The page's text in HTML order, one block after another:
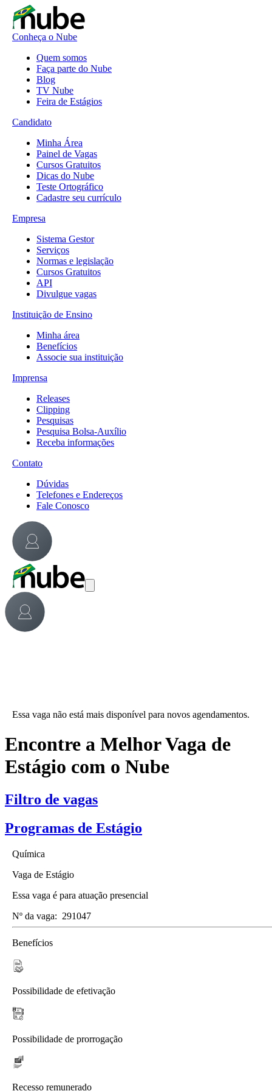
Conheça o Nube
Quem somos
Faça parte do Nube
Blog
TV Nube
Feira de Estágios
Candidato
Minha Área
Painel de Vagas
Cursos Gratuitos
Dicas do Nube
Teste Ortográfico
Cadastre seu currículo
Empresa
Sistema Gestor
Serviços
Normas e legislação
Cursos Gratuitos
API
Divulgue vagas
Instituição de Ensino
Minha área
Benefícios
Associe sua instituição
Imprensa
Releases
Clipping
Pesquisas
Pesquisa Bolsa-Auxílio
Receba informações
Contato
Dúvidas
Telefones e Endereços
Fale Conosco
Essa vaga não está mais disponível para novos agendamentos.
Encontre a Melhor Vaga de
Estágio com o Nube
Filtro de vagas
Programas de Estágio
Química
Vaga de Estágio
Essa vaga é para atuação presencial
Nº da vaga: 291047
Benefícios
Possibilidade de efetivação
Possibilidade de prorrogação
Recesso remunerado